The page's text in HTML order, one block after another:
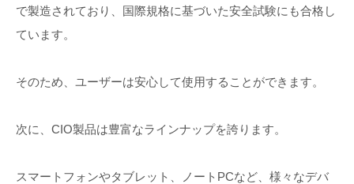
で製造されており、国際規格に基づいた安全試験にも合格し
ています。
そのため、ユーザーは安心して使用することができます。
次に、CIO製品は豊富なラインナップを誇ります。
スマートフォンやタブレット、ノートPCなど、様々なデバ